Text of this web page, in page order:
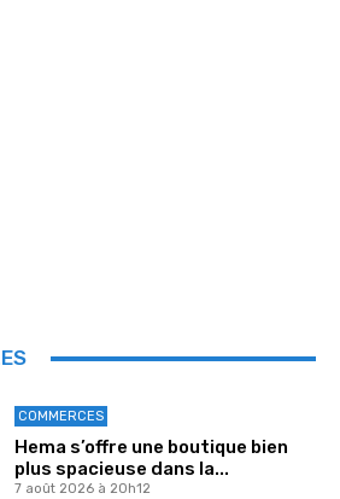
COMMERCES
Hema s’offre une boutique bien
plus spacieuse dans la...
7 août 2026 à 20h12